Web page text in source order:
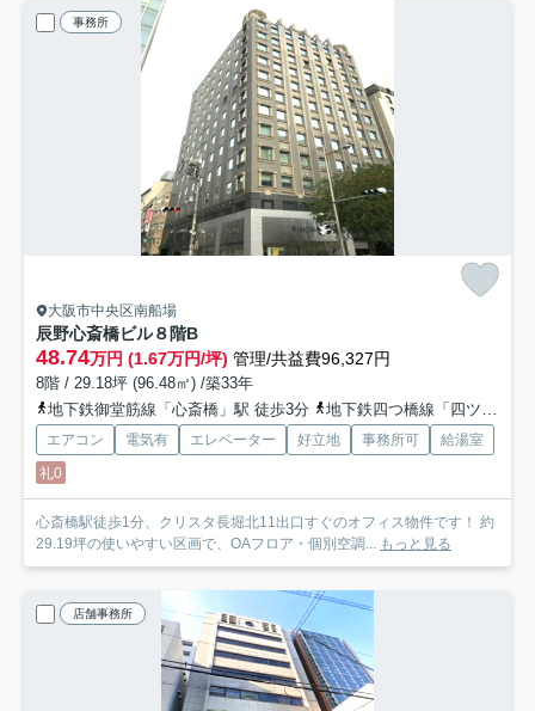
事務所
大阪市中央区南船場
辰野心斎橋ビル８階B
48.74万円 (1.67万円/坪) 管理/共益費96,327円
8階 / 29.18坪 (96.48㎡) /築33年
地下鉄御堂筋線「心斎橋」駅 徒歩3分
地下鉄四つ橋線「四ツ橋」駅 徒歩5分
エアコン 電気有 エレベーター 好立地 事務所可
給湯室
礼0
心斎橋駅徒歩1分、クリスタ長堀北11出口すぐのオフィス物件です！ 約
29.19坪の使いやすい区画で、OAフロア・個別空調... もっと見る
店舗事務所